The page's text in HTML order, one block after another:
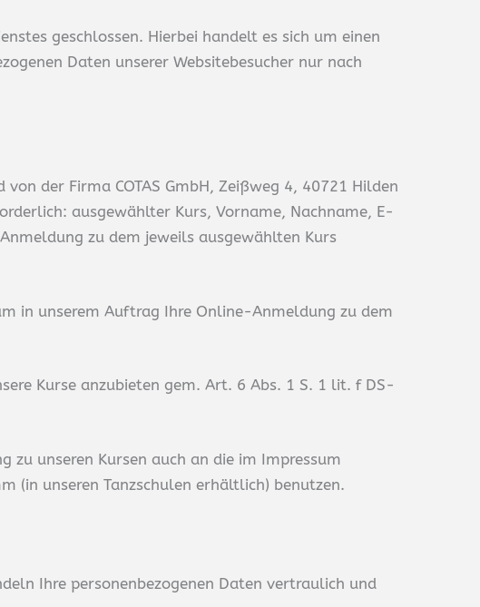
geschlossen. Hierbei handelt es sich um einen
Daten unserer Websitebesucher nur nach
der Firma COTAS GmbH, Zeißweg 4, 40721 Hilden
ausgewählter Kurs, Vorname, Nachname, E-
zu dem jeweils ausgewählten Kurs
in unserem Auftrag Ihre Online-Anmeldung zu dem
Kurse anzubieten gem. Art. 6 Abs. 1 S. 1 lit. f DS-
zu unseren Kursen auch an die im Impressum
(in unseren Tanzschulen erhältlich) benutzen.
Ihre personenbezogenen Daten vertraulich und